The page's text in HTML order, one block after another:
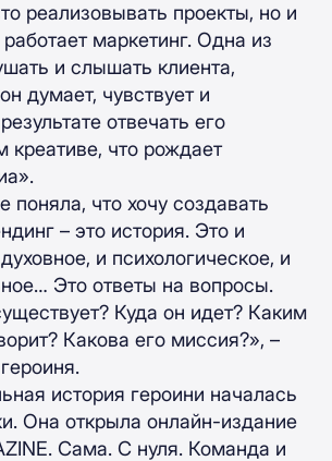
реализовывать проекты, но и
маркетинг. Одна из
и слышать клиента,
думает, чувствует и
отвечать его
креативе, что рождает
поняла, что хочу создавать
– это история. Это и
и психологическое, и
Это ответы на вопросы.
Куда он идет? Каким
Какова его миссия?», –
история героини началась
Она открыла онлайн-издание
Сама. С нуля. Команда и